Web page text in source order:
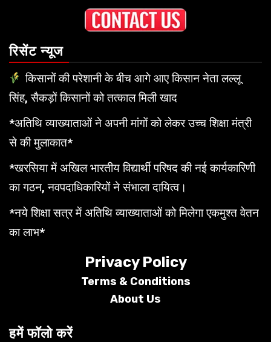
रिसेंट न्यूज
किसानों की परेशानी के बीच आगे आए किसान नेता लल्लू
सिंह, सैकड़ों किसानों को तत्काल मिली खाद
*अतिथि व्याख्याताओं ने अपनी मांगों को लेकर उच्च शिक्षा मंत्री
से की मुलाकात*
*खरसिया में अखिल भारतीय विद्यार्थी परिषद की नई कार्यकारिणी
का गठन, नवपदाधिकारियों ने संभाला दायित्व।
*नये शिक्षा सत्र में अतिथि व्याख्याताओं को मिलेगा एकमुश्त वेतन
का लाभ*
Privacy Policy
Terms & Conditions
About Us
हमें फॉलो करें